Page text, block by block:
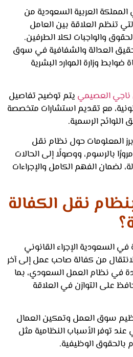
العربية السعودية من
العلاقة بين العامل
لكلا الطرفين.
والشفافية في سوق
وزارة الموارد البشرية
العصيمييتم توضيح تفاصيل
مع تقديم استشارات متخصصة
الرسمية.
حول نظام نقل
ووصولًا إلى الحالات
الفهم الكامل والإجراءات
نقل الكفالة
الإجراء القانوني
من كفالة صاحب عمل إلى آخر
العمل السعودي، بما
التوازن في العلاقة
العمل وتمكين العمال
الأسباب النظامية مثل
الوظيفية.